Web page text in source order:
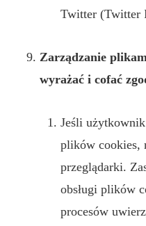
Twitter (Twitter
Zarządzanie
wyrażać i cofać
Jeśli
plików cookies,
przeglądarki.
obsługi plików
procesów